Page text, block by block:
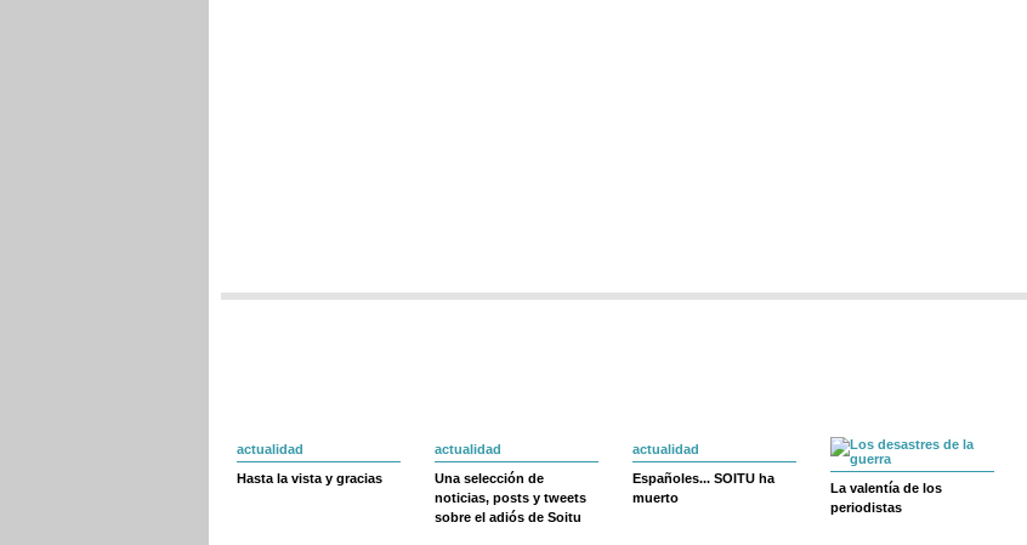
actualidad
Hasta la vista y gracias
actualidad
Una selección de
noticias, posts y tweets
sobre el adiós de Soitu
actualidad
Españoles... SOITU ha
muerto
La valentía de los
periodistas